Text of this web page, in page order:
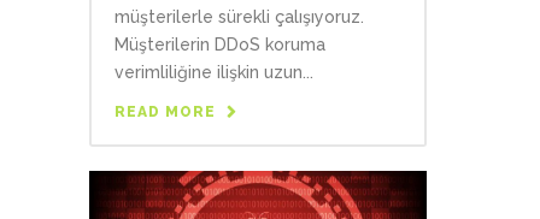
müşterilerle sürekli çalışıyoruz.
Müşterilerin DDoS koruma
verimliliğine ilişkin uzun...
READ MORE